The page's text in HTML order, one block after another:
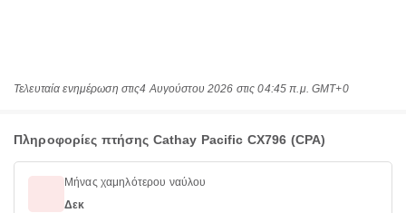
Τελευταία ενημέρωση στις4 Αυγούστου 2026 στις 04:45 π.μ. GMT+0
Πληροφορίες πτήσης Cathay Pacific CX796 (CPA)
Μήνας χαμηλότερου ναύλου
Δεκ